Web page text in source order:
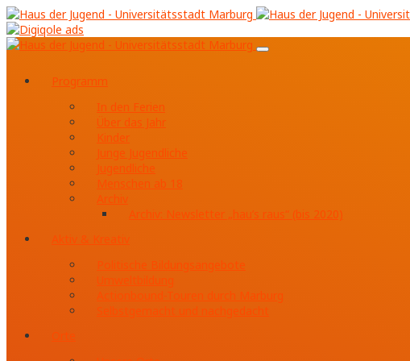
Programm
In den Ferien
Über das Jahr
Kinder
Junge Jugendliche
Jugendliche
Menschen ab 18
Archiv
Archiv: Newsletter „hau’s raus“ (bis 2020)
Aktiv & Kreativ
Politische Bildungsangebote
Umweltbildung
Actionbound-Touren durch Marburg
Selbstgemacht und nachgedacht
Orte